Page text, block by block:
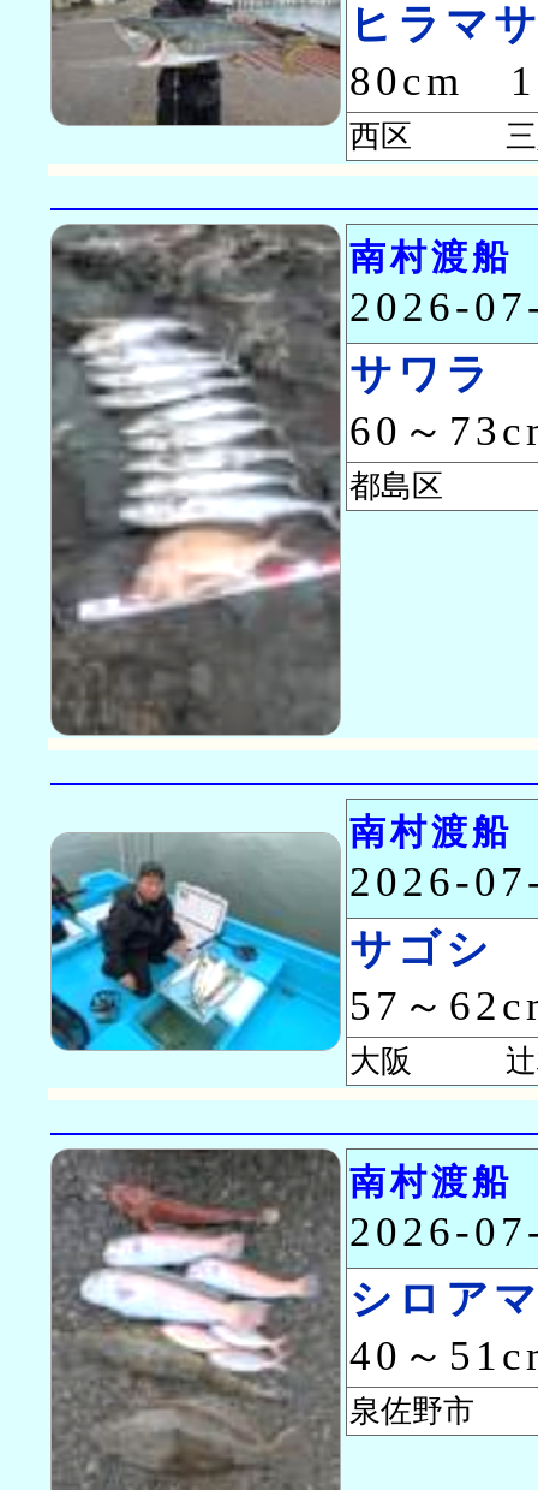
ヒラマ
80cm
西区 三
南村渡船
2026-
サワラ
60～
都島区
南村渡船
2026-
サゴシ
57～
大阪 辻
南村渡船
2026-
シロア
40～
泉佐野市